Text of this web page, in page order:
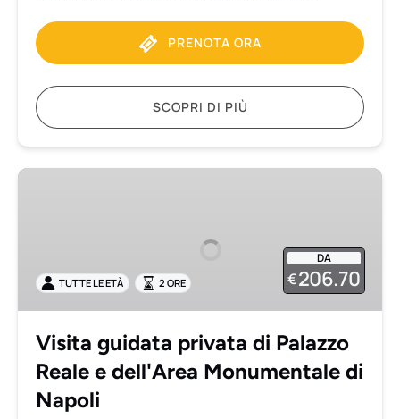
PRENOTA ORA
SCOPRI DI PIÙ
Visita
Reale
e
Monumentale
Napoli
DA
€206.70
TUTTE LE ETÀ 2 ORE
Visita guidata privata di Palazzo
Reale e dell'Area Monumentale di
Napoli